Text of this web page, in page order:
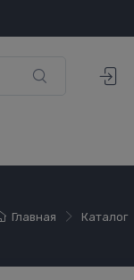
Главная Каталог